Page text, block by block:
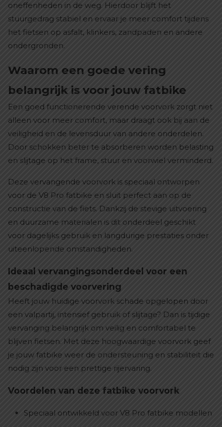
oneffenheden in de weg. Hierdoor blijft het
stuurgedrag stabiel en ervaar je meer comfort tijdens
het fietsen op asfalt, klinkers, zandpaden en andere
ondergronden.
Waarom een goede vering
belangrijk is voor jouw fatbike
Een goed functionerende verende voorvork zorgt niet
alleen voor meer comfort, maar draagt ook bij aan de
veiligheid en de levensduur van andere onderdelen.
Door schokken beter te absorberen worden belasting
en slijtage op het frame, stuur en voorwiel verminderd.
Deze vervangende voorvork is speciaal ontworpen
voor de V8 Pro fatbike en sluit perfect aan op de
constructie van de fiets. Dankzij de stevige uitvoering
en duurzame materialen is dit onderdeel geschikt
voor dagelijks gebruik en langdurige prestaties onder
uiteenlopende omstandigheden.
Ideaal vervangingsonderdeel voor een
beschadigde voorvering
Heeft jouw huidige voorvork schade opgelopen door
een valpartij, intensief gebruik of slijtage? Dan is tijdige
vervanging belangrijk om veilig en comfortabel te
blijven fietsen. Met deze hoogwaardige voorvork geef
je jouw fatbike weer de ondersteuning en stabiliteit die
nodig zijn voor een prettige rijervaring.
Voordelen van deze fatbike voorvork
Speciaal ontwikkeld voor V8 Pro fatbike modellen